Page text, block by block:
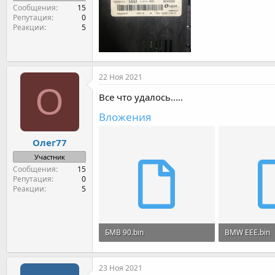
Сообщения
15
Репутация
0
Реакции
5
О
Олег77
Участник
Сообщения
15
Репутация
0
Реакции
5
22 Ноя 2021
Все что удалось.....
Вложения
БМВ 90.bin
32 KB · Просмотры: 19
BMW EEE.bin
32 KB ·
23 Ноя 2021